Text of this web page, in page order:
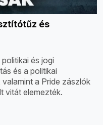
és
és jogi
és a politikai
a Pride zászlók
vitát elemezték.